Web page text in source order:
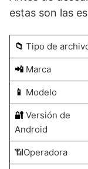
estas son las
📁 Tipo de
📲Marca
📱 Modelo
🔐Versión de
Android
📶Operadora